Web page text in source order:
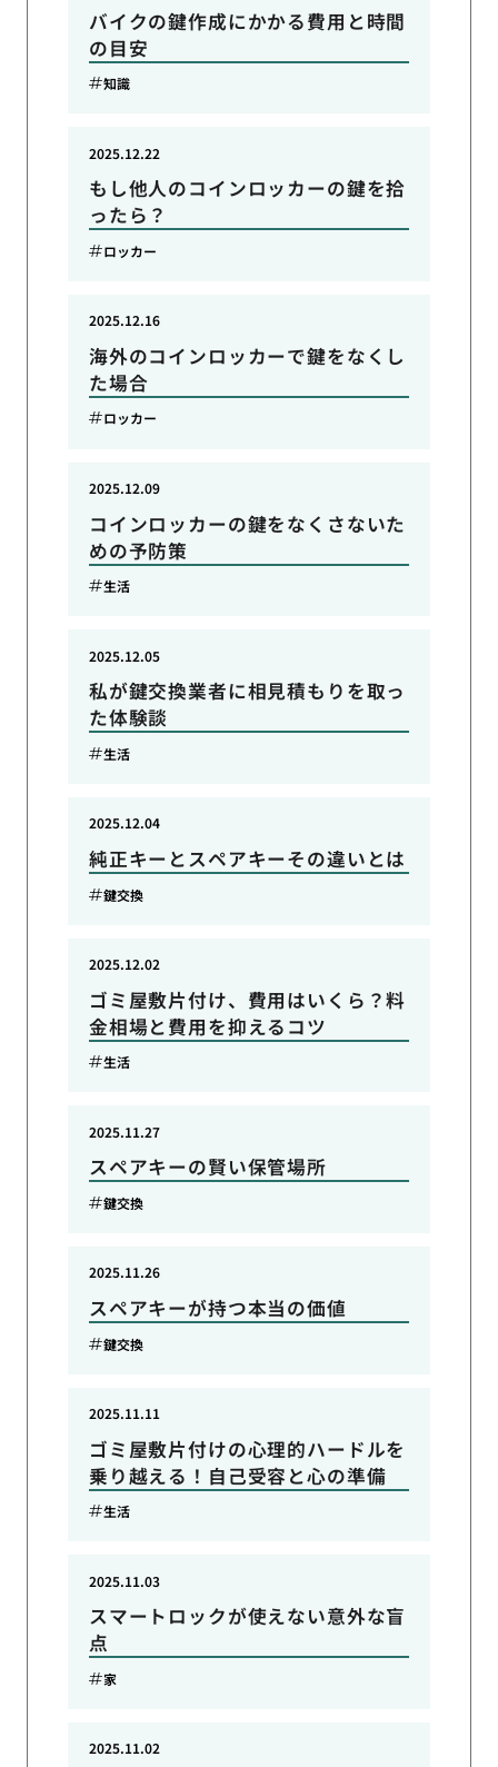
バイクの鍵作成にかかる費用と時間
の目安
知識
もし他人のコインロッカーの鍵を拾
ったら？
2025.12.22
ロッカー
海外のコインロッカーで鍵をなくし
た場合
2025.12.16
ロッカー
コインロッカーの鍵をなくさないた
めの予防策
2025.12.09
生活
私が鍵交換業者に相見積もりを取っ
た体験談
2025.12.05
生活
純正キーとスペアキーその違いとは
2025.12.04
鍵交換
ゴミ屋敷片付け、費用はいくら？料
金相場と費用を抑えるコツ
2025.12.02
生活
スペアキーの賢い保管場所
2025.11.27
鍵交換
スペアキーが持つ本当の価値
2025.11.26
鍵交換
ゴミ屋敷片付けの心理的ハードルを
乗り越える！自己受容と心の準備
2025.11.11
生活
スマートロックが使えない意外な盲
点
2025.11.03
家
2025.11.02